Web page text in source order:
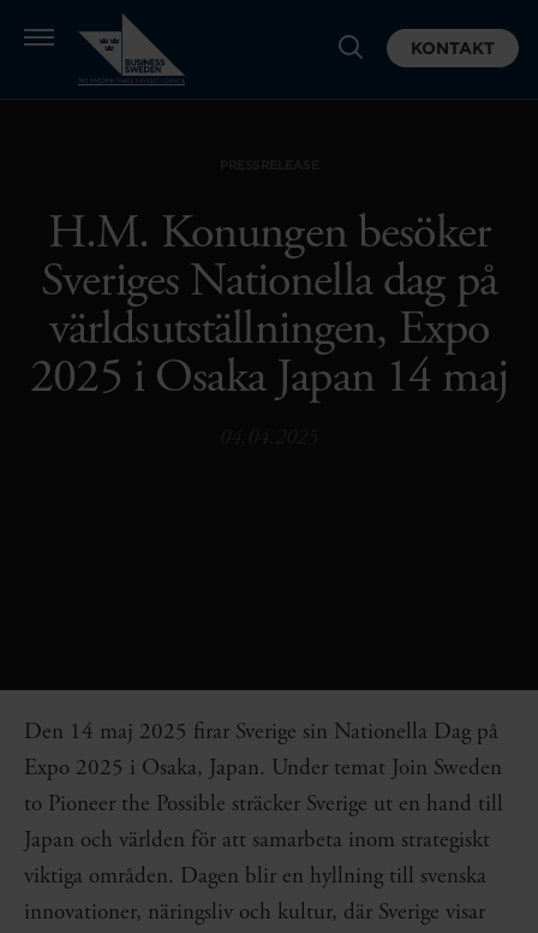
KONTAKT
H.M. Konungen besöker
Sveriges Nationella dag på
världsutställningen, Expo
2025 i Osaka Japan 14 maj
Den 14 maj 2025 firar Sverige sin Nationella Dag på
Expo 2025 i Osaka, Japan. Under temat Join Sweden
to Pioneer the Possible sträcker Sverige ut en hand till
Japan och världen för att samarbeta inom strategiskt
viktiga områden. Dagen blir en hyllning till svenska
innovationer, näringsliv och kultur, där Sverige visar